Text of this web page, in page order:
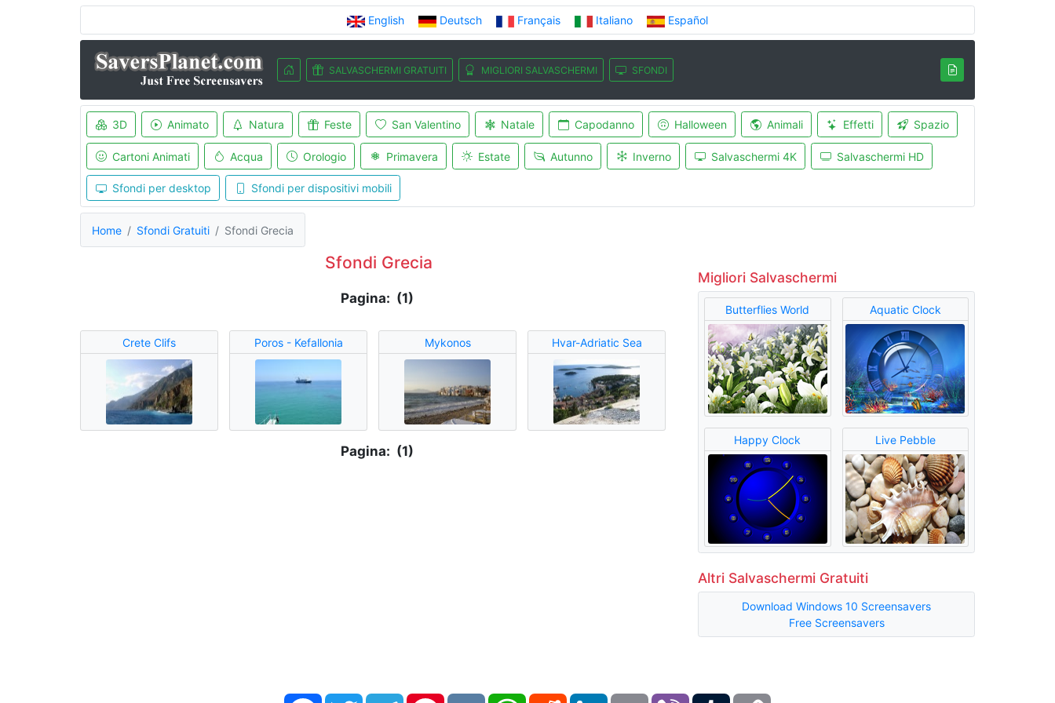
English Deutsch Français Italiano Español
SALVASCHERMI GRATUITI MIGLIORI SALVASCHERMI SFONDI
3D Animato Natura Feste San Valentino Natale Capodanno Halloween Animali Effetti Spazio
Cartoni Animati Acqua Orologio Primavera Estate Autunno Inverno Salvaschermi 4K Salvaschermi HD
Sfondi per desktop Sfondi per dispositivi mobili
Home Sfondi Gratuiti Sfondi Grecia
Sfondi Grecia
Pagina: (1)
Crete Clifs Poros - Kefallonia Mykonos Hvar-Adriatic Sea
Pagina: (1)
Migliori Salvaschermi
Butterflies World Aquatic Clock
Happy Clock Live Pebble
Altri Salvaschermi Gratuiti
Download Windows 10 Screensavers
Free Screensavers